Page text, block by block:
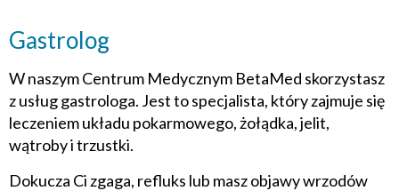
Gastrolog
W naszym Centrum Medycznym BetaMed skorzystasz
z usług gastrologa. Jest to specjalista, który zajmuje się
leczeniem układu pokarmowego, żołądka, jelit,
wątroby i trzustki.
Dokucza Ci zgaga, refluks lub masz objawy wrzodów